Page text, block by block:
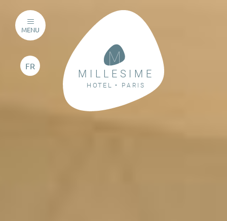
MENU
FR
M I L L E S I M E
H OT E L P A R I S
•